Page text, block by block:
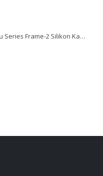
Ganaj By Sinem Umdu Series Frame-2 Silikon Kalıp